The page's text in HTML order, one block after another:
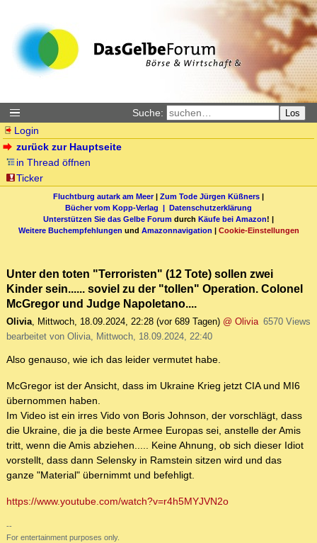
Suche: Los
Login
zurück zur Hauptseite
in Thread öffnen
Ticker
Fluchtburg autark am Meer| Zum Tode Jürgen Küßners |
Bücher vom Kopp-Verlag | Datenschutzerklärung
Unterstützen Sie das Gelbe Forum durch Käufe bei Amazon! |
Weitere Buchempfehlungen und Amazonnavigation | Cookie-Einstellungen
Unter den toten "Terroristen" (12 Tote) sollen zwei
Kinder sein...... soviel zu der "tollen" Operation. Colonel
McGregor und Judge Napoletano....
Olivia, Mittwoch, 18.09.2024, 22:28 (vor 689 Tagen) @ Olivia 6570 Views
bearbeitet von Olivia, Mittwoch, 18.09.2024, 22:40
Also genauso, wie ich das leider vermutet habe.
McGregor ist der Ansicht, dass im Ukraine Krieg jetzt CIA und MI6
übernommen haben.
Im Video ist ein irres Vido von Boris Johnson, der vorschlägt, dass
die Ukraine, die ja die beste Armee Europas sei, anstelle der Amis
tritt, wenn die Amis abziehen..... Keine Ahnung, ob sich dieser Idiot
vorstellt, dass dann Selensky in Ramstein sitzen wird und das
ganze "Material" übernimmt und befehligt.
https://www.youtube.com/watch?v=r4h5MYJVN2o
--
For entertainment purposes only.